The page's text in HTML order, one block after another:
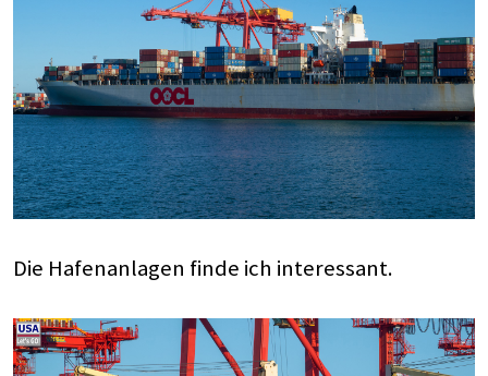
Die Hafenanlagen finde ich interessant.